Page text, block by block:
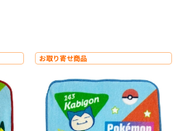
お取り寄せ商品